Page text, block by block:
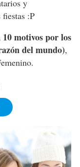
y
:P
10 motivos por los
del mundo),